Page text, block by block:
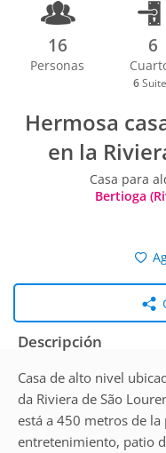
16
Personas
6
6
Hermosa
en la
Casa para
Bertioga
Descripción
Casa de alto nivel
da Riviera de São
está a 450 metros de la
entretenimiento, patio